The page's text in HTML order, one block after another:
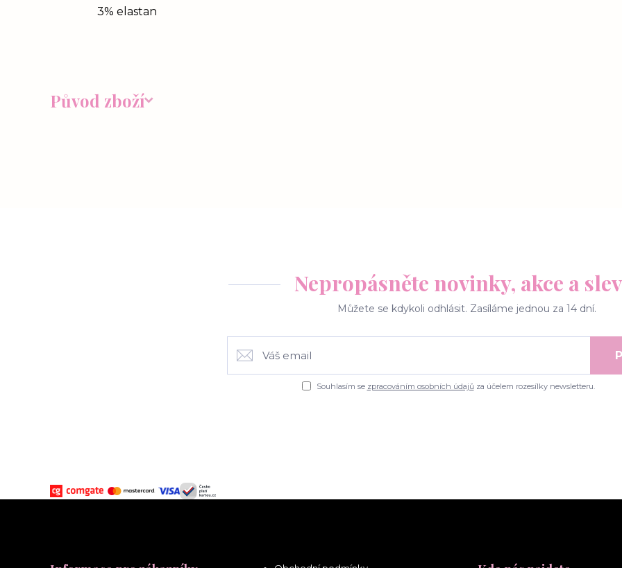
3% elastan
Původ zboží
Nepropásněte novinky, akce a
Můžete se kdykoli odhlásit. Zasíláme jednou za 14 dní.
Souhlasím se zpracováním osobních údajůza účelem rozesílky newsletteru.